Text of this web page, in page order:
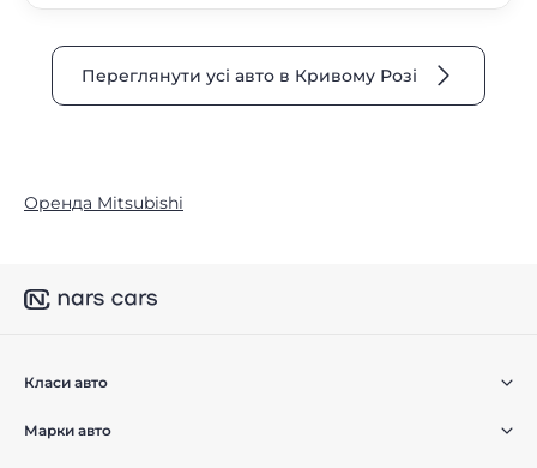
Переглянути усі авто в Кривому Розі
Оренда Mitsubishi
Класи авто
Марки авто